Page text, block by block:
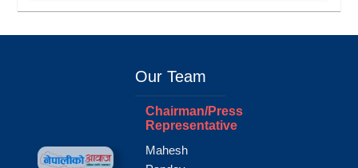
Our Team
Chairman/Press
Representative
Mahesh